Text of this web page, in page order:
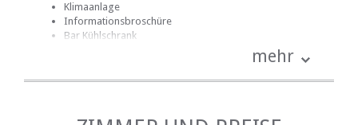
Klimaanlage
Informationsbroschüre
Bar Kühlschrank
Handtücher für Badezimmer
Schreibtisch
mehr